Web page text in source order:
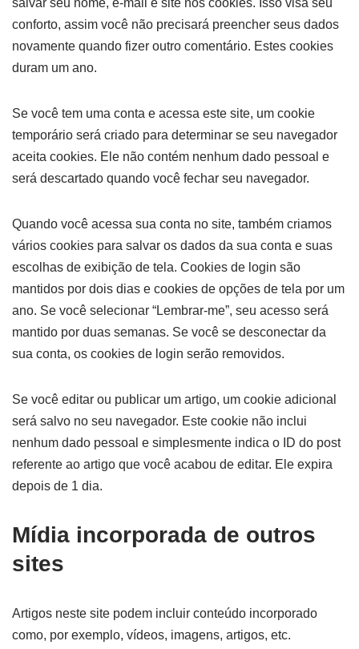
salvar seu nome, e-mail e site nos cookies. Isso visa seu
conforto, assim você não precisará preencher seus dados
novamente quando fizer outro comentário. Estes cookies
duram um ano.
Se você tem uma conta e acessa este site, um cookie
temporário será criado para determinar se seu navegador
aceita cookies. Ele não contém nenhum dado pessoal e
será descartado quando você fechar seu navegador.
Quando você acessa sua conta no site, também criamos
vários cookies para salvar os dados da sua conta e suas
escolhas de exibição de tela. Cookies de login são
mantidos por dois dias e cookies de opções de tela por um
ano. Se você selecionar “Lembrar-me”, seu acesso será
mantido por duas semanas. Se você se desconectar da
sua conta, os cookies de login serão removidos.
Se você editar ou publicar um artigo, um cookie adicional
será salvo no seu navegador. Este cookie não inclui
nenhum dado pessoal e simplesmente indica o ID do post
referente ao artigo que você acabou de editar. Ele expira
depois de 1 dia.
Mídia incorporada de outros
sites
Artigos neste site podem incluir conteúdo incorporado
como, por exemplo, vídeos, imagens, artigos, etc.